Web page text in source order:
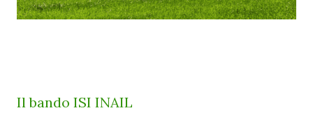
Il bando ISI INAIL